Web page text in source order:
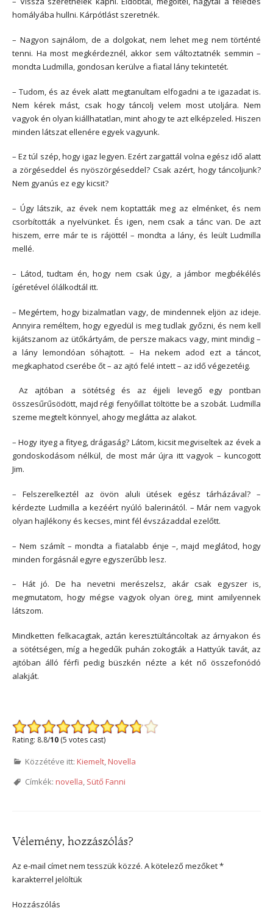
homályába hullni. Kárpótlást szeretnék.
– Nagyon sajnálom, de a dolgokat, nem lehet meg nem történté
tenni. Ha most megkérdeznél, akkor sem változtatnék semmin –
mondta Ludmilla, gondosan kerülve a fiatal lány tekintetét.
– Tudom, és az évek alatt megtanultam elfogadni a te igazadat is.
Nem kérek mást, csak hogy táncolj velem most utoljára. Nem
vagyok én olyan kiállhatatlan, mint ahogy te azt elképzeled. Hiszen
minden látszat ellenére egyek vagyunk.
– Ez túl szép, hogy igaz legyen. Ezért zargattál volna egész idő alatt
a zörgéseddel és nyöszörgéseddel? Csak azért, hogy táncoljunk?
Nem gyanús ez egy kicsit?
– Úgy látszik, az évek nem koptatták meg az elménket, és nem
csorbították a nyelvünket. És igen, nem csak a tánc van. De azt
hiszem, erre már te is rájöttél – mondta a lány, és leült Ludmilla
mellé.
– Látod, tudtam én, hogy nem csak úgy, a jámbor megbékélés
ígéretével ólálkodtál itt.
– Megértem, hogy bizalmatlan vagy, de mindennek eljön az ideje.
Annyira reméltem, hogy egyedül is meg tudlak győzni, és nem kell
kijátszanom az ütőkártyám, de persze makacs vagy, mint mindig –
a lány lemondóan sóhajtott. – Ha nekem adod ezt a táncot,
megkaphatod cserébe őt – az ajtó felé intett – az idő végezetéig.
Az ajtóban a sötétség és az éjjeli levegő egy pontban
összesűrűsödött, majd régi fenyőillat töltötte be a szobát. Ludmilla
szeme megtelt könnyel, ahogy meglátta az alakot.
– Hogy ityeg a fityeg, drágaság? Látom, kicsit megviseltek az évek a
gondoskodásom nélkül, de most már újra itt vagyok – kuncogott
Jim.
– Felszerelkeztél az övön aluli ütések egész tárházával? –
kérdezte Ludmilla a kezéért nyúló balerinától. – Már nem vagyok
olyan hajlékony és kecses, mint fél évszázaddal ezelőtt.
– Nem számít – mondta a fiatalabb énje –, majd meglátod, hogy
minden forgásnál egyre egyszerűbb lesz.
– Hát jó. De ha nevetni merészelsz, akár csak egyszer is,
megmutatom, hogy mégse vagyok olyan öreg, mint amilyennek
látszom.
Mindketten felkacagtak, aztán keresztültáncoltak az árnyakon és
a sötétségen, míg a hegedűk puhán zokogták a Hattyúk tavát, az
ajtóban álló férfi pedig büszkén nézte a két nő összefonódó
alakját.
Rating: 8.8/10 (5 votes cast)
Közzétéve itt: Kiemelt Novella
Címkék: novella Sütő Fanni
Vélemény, hozzászólás?
Az e-mail címet nem tesszük közzé. A kötelező mezőket*
karakterrel jelöltük
Hozzászólás